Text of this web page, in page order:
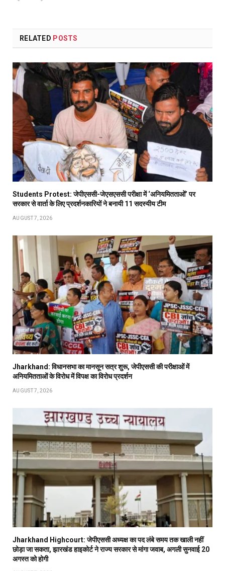
RELATED POSTS
Students Protest: जेपीएससी-जेएसएससी परीक्षा में ‘अनियमितताओं’ पर
सरकार से वार्ता के लिए प्रदर्शनकारियों ने बनायी 11 सदस्यीय टीम
AUGUST 7, 2026
Jharkhand: विधानसभा का मानसून सत्र शुरू, जेपीएससी की परीक्षाओं में
अनियमितताओं के विरोध में विपक्ष का विरोध प्रदर्शन
AUGUST 7, 2026
Jharkhand Highcourt: जेपीएससी अध्यक्ष का पद लंबे समय तक खाली नहीं
छोड़ा जा सकता, झारखंड हाइकोर्ट ने राज्य सरकार से मांगा जवाब, अगली सुनवाई 20
अगस्त को होगी